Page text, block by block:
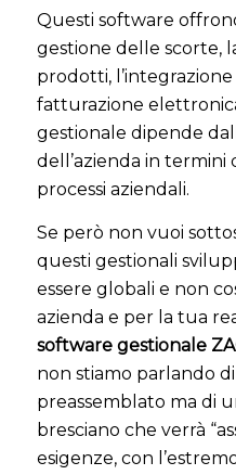
Questi software
gestione delle scorte,
prodotti,
fatturazione
gestionale dipende
dell’azienda in termini
processi aziendali.
Se però non vuoi
questi gestionali
essere globali e non
azienda e per la tua
software gestionale
non stiamo parlando
preassemblato ma di
bresciano che verrà
esigenze, con